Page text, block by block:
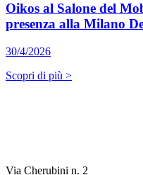
Oikos al Salone del
presenza alla Milano
30/4/2026
Scopri di più >
Via Cherubini n. 2